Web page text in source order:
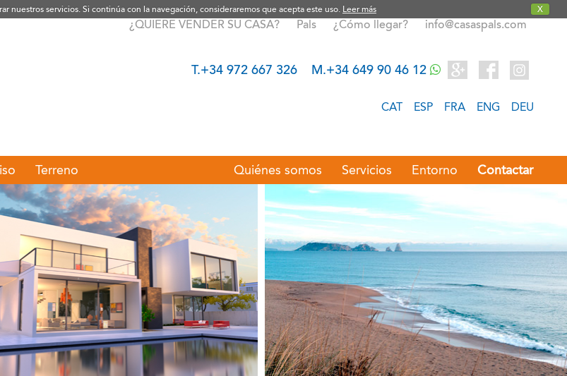
nuestros servicios. Si continúa con la navegación, consideraremos que acepta este uso. X
Leer más
¿QUIERE VENDER SU CASA? Pals ¿Cómo llegar? info@casaspals.com
M.+34 649 90 46 12
T.+34 972 667 326
CAT ESP FRA ENG DEU
Terreno Quiénes somos Servicios Entorno Contactar